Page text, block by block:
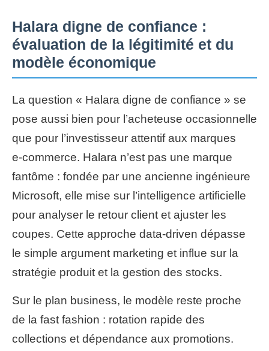
Halara digne de confiance :
évaluation de la légitimité et du
modèle économique
La question « Halara digne de confiance » se
pose aussi bien pour l’acheteuse occasionnelle
que pour l’investisseur attentif aux marques
e‑commerce. Halara n’est pas une marque
fantôme : fondée par une ancienne ingénieure
Microsoft, elle mise sur l’intelligence artificielle
pour analyser le retour client et ajuster les
coupes. Cette approche data-driven dépasse
le simple argument marketing et influe sur la
stratégie produit et la gestion des stocks.
Sur le plan business, le modèle reste proche
de la fast fashion : rotation rapide des
collections et dépendance aux promotions.